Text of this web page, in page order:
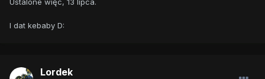
Ustalone więc, 13 lipca.
I dat kebaby D:
Lordek